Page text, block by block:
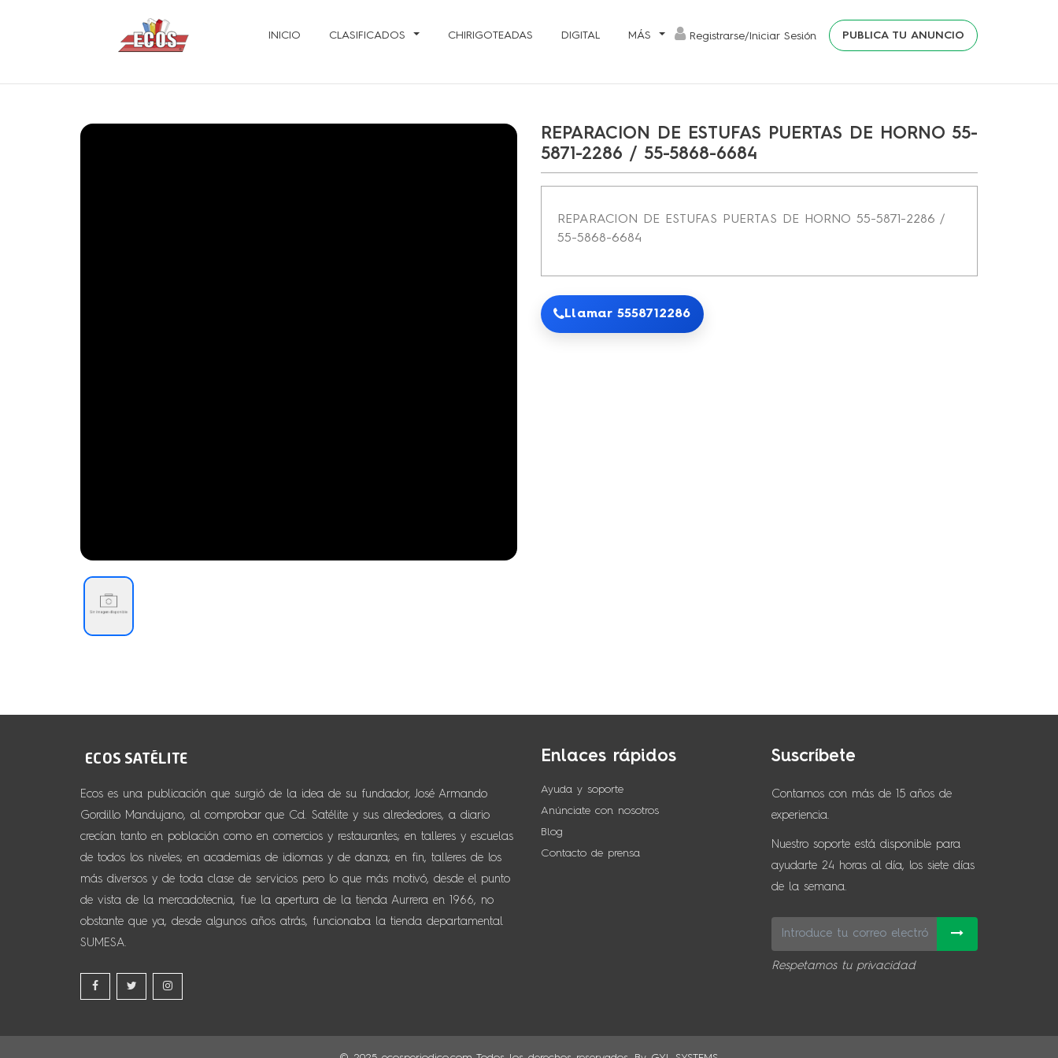
INICIO CLASIFICADOS CHIRIGOTEADAS DIGITAL MÁS Registrarse/Iniciar Sesión PUBLICA TU ANUNCIO
REPARACION DE ESTUFAS PUERTAS DE HORNO 55-
5871-2286 / 55-5868-6684
REPARACION DE ESTUFAS PUERTAS DE HORNO 55-5871-2286 /
55-5868-6684
Llamar 5558712286
Ecos es una publicación que surgió de la idea de su fundador, José Armando
Gordillo Mandujano, al comprobar que Cd. Satélite y sus alrededores, a diario
crecían tanto en población como en comercios y restaurantes; en talleres y escuelas
de todos los niveles; en academias de idiomas y de danza; en fin, talleres de los
más diversos y de toda clase de servicios pero lo que más motivó, desde el punto
de vista de la mercadotecnia, fue la apertura de la tienda Aurrera en 1966, no
obstante que ya, desde algunos años atrás, funcionaba la tienda departamental
SUMESA.
Enlaces rápidos
Ayuda y soporte
Anúnciate con nosotros
Blog
Contacto de prensa
Suscríbete
Contamos con más de 15 años de
experiencia.
Nuestro soporte está disponible para
ayudarte 24 horas al día, los siete días
de la semana.
Respetamos tu privacidad